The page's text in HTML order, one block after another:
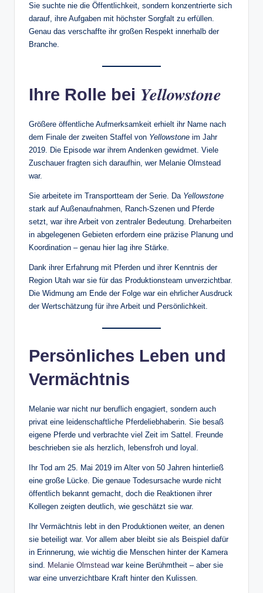
Sie suchte nie die Öffentlichkeit, sondern konzentrierte sich
darauf, ihre Aufgaben mit höchster Sorgfalt zu erfüllen.
Genau das verschaffte ihr großen Respekt innerhalb der
Branche.
Ihre Rolle bei Yellowstone
Größere öffentliche Aufmerksamkeit erhielt ihr Name nach
dem Finale der zweiten Staffel von Yellowstone im Jahr
2019. Die Episode war ihrem Andenken gewidmet. Viele
Zuschauer fragten sich daraufhin, wer Melanie Olmstead
war.
Sie arbeitete im Transportteam der Serie. Da Yellowstone
stark auf Außenaufnahmen, Ranch-Szenen und Pferde
setzt, war ihre Arbeit von zentraler Bedeutung. Dreharbeiten
in abgelegenen Gebieten erfordern eine präzise Planung und
Koordination – genau hier lag ihre Stärke.
Dank ihrer Erfahrung mit Pferden und ihrer Kenntnis der
Region Utah war sie für das Produktionsteam unverzichtbar.
Die Widmung am Ende der Folge war ein ehrlicher Ausdruck
der Wertschätzung für ihre Arbeit und Persönlichkeit.
Persönliches Leben und
Vermächtnis
Melanie war nicht nur beruflich engagiert, sondern auch
privat eine leidenschaftliche Pferdeliebhaberin. Sie besaß
eigene Pferde und verbrachte viel Zeit im Sattel. Freunde
beschrieben sie als herzlich, lebensfroh und loyal.
Ihr Tod am 25. Mai 2019 im Alter von 50 Jahren hinterließ
eine große Lücke. Die genaue Todesursache wurde nicht
öffentlich bekannt gemacht, doch die Reaktionen ihrer
Kollegen zeigten deutlich, wie geschätzt sie war.
Ihr Vermächtnis lebt in den Produktionen weiter, an denen
sie beteiligt war. Vor allem aber bleibt sie als Beispiel dafür
in Erinnerung, wie wichtig die Menschen hinter der Kamera
sind.
Melanie Olmstead war keine Berühmtheit – aber sie
war eine unverzichtbare Kraft hinter den Kulissen.